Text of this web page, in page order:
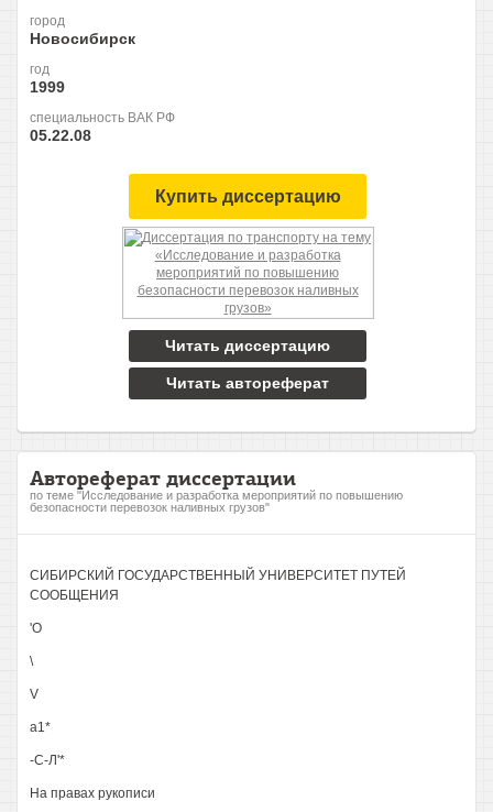
город
Новосибирск
год
1999
специальность ВАК РФ
05.22.08
Купить диссертацию
Читать диссертацию
Читать автореферат
Автореферат диссертации
по теме "Исследование и разработка мероприятий по повышению
безопасности перевозок наливных грузов"
СИБИРСКИЙ ГОСУДАРСТВЕННЫЙ УНИВЕРСИТЕТ ПУТЕЙ
СООБЩЕНИЯ
'О
\
V
а1*
-С-Л'*
На правах рукописи